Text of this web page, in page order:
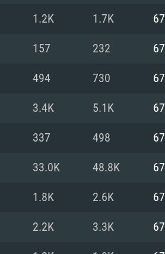
Resolução
(Intel Xeon
Metal.
drivers mais
/ equivalentes
mínima
1.2K 1.7K
157 232
494 730
3.4K 5.1K
337 498
33.0K 48.8K
1.8K 2.6K
2.2K 3.3K